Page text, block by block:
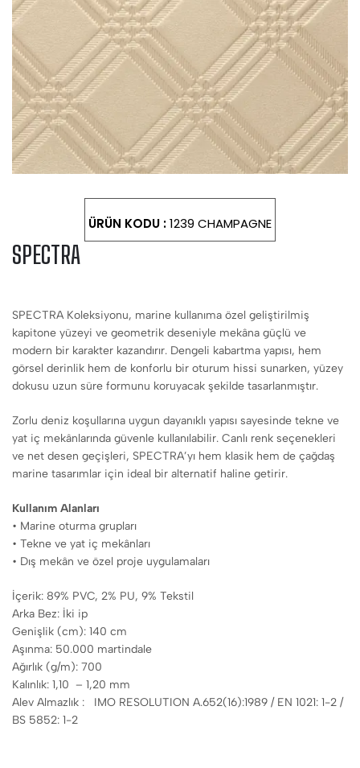
ÜRÜN KODU :1239 CHAMPAGNE
SPECTRA
SPECTRA Koleksiyonu, marine kullanıma özel geliştirilmiş
kapitone yüzeyi ve geometrik deseniyle mekâna güçlü ve
modern bir karakter kazandırır. Dengeli kabartma yapısı, hem
görsel derinlik hem de konforlu bir oturum hissi sunarken, yüzey
dokusu uzun süre formunu koruyacak şekilde tasarlanmıştır.
Zorlu deniz koşullarına uygun dayanıklı yapısı sayesinde tekne ve
yat iç mekânlarında güvenle kullanılabilir. Canlı renk seçenekleri
ve net desen geçişleri, SPECTRA’yı hem klasik hem de çağdaş
marine tasarımlar için ideal bir alternatif haline getirir.
Kullanım Alanları
• Marine oturma grupları
• Tekne ve yat iç mekânları
• Dış mekân ve özel proje uygulamaları
İçerik: 89% PVC, 2% PU, 9% Tekstil
Arka Bez: İki ip
Genişlik (cm): 140 cm
Aşınma: 50.000 martindale
Ağırlık (g/m): 700
Kalınlık: 1,10 – 1,20 mm
Alev Almazlık : IMO RESOLUTION A.652(16):1989 / EN 1021: 1-2 /
BS 5852: 1-2